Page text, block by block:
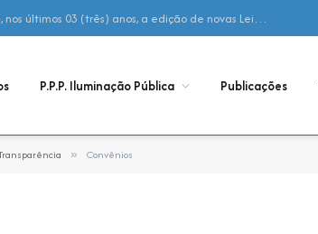
Declaração – Não houve, nos últimos 03 (três) anos, a edição de novas Leis Municipais de Adesão ao Consórcio
P.P.P. Iluminação Pública Publicações
» Convênios